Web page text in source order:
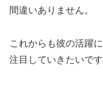
間違いありません。
これからも彼の活躍に
注目していきたいです